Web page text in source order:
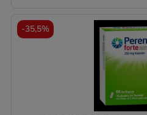
-35,5%